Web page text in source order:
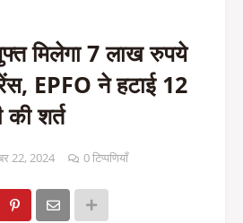
मिलेगा 7 लाख रुपये
EPFO ने हटाई 12
की शर्त
22, 2024 0 टिप्पणियाँ